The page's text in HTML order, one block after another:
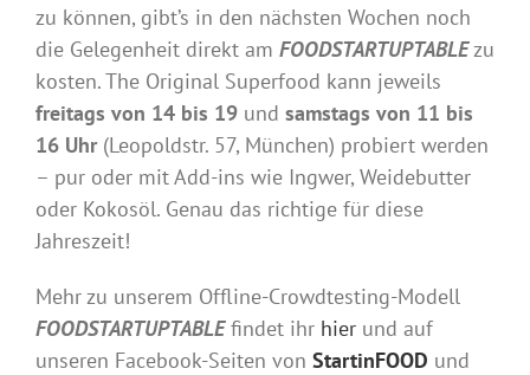
zu können, gibt’s in den nächsten Wochen noch
die Gelegenheit direkt am FOODSTARTUPTABLEzu
kosten. The Original Superfood kann jeweils
freitags von 14 bis 19 und samstags von 11 bis
16 Uhr(Leopoldstr. 57, München) probiert werden
– pur oder mit Add-ins wie Ingwer, Weidebutter
oder Kokosöl. Genau das richtige für diese
Jahreszeit!
Mehr zu unserem Offline-Crowdtesting-Modell
FOODSTARTUPTABLEfindet ihr hier und auf
unseren Facebook-Seiten von StartinFOOD und